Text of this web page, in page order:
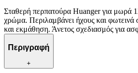
Σταθερή περπατούρα Huanger για μωρά
χρώμα. Περιλαμβάνει ήχους και φωτεινά
και εκμάθηση. Άνετος σχεδιασμός για
Περιγραφή
+